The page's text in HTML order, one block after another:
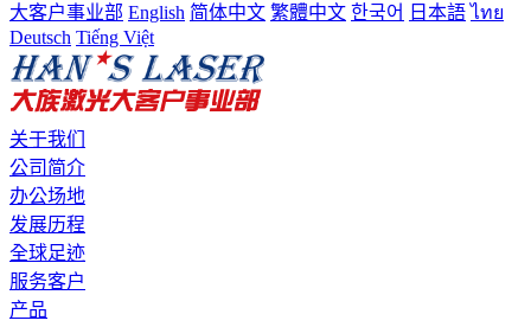
大客户事业部 English 简体中文 繁體中文 한국어 日本語 ไทย
Deutsch Tiếng Việt
关于我们
公司简介
办公场地
发展历程
全球足迹
服务客户
产品